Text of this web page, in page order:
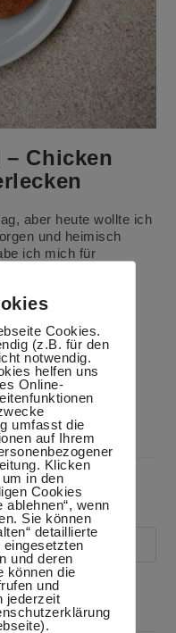
Chicken
aber heute wollte ich
und heimisch
ich mich für
in meine
Nuggets
Cookies.
(z.B. für den
notwendig.
helfen uns
Online-
umfasst die
auf Ihrem
Klicken
um in den
Cookies
ablehnen“, wenn
Sie können
detaillierte
und deren
können die
und
jederzeit